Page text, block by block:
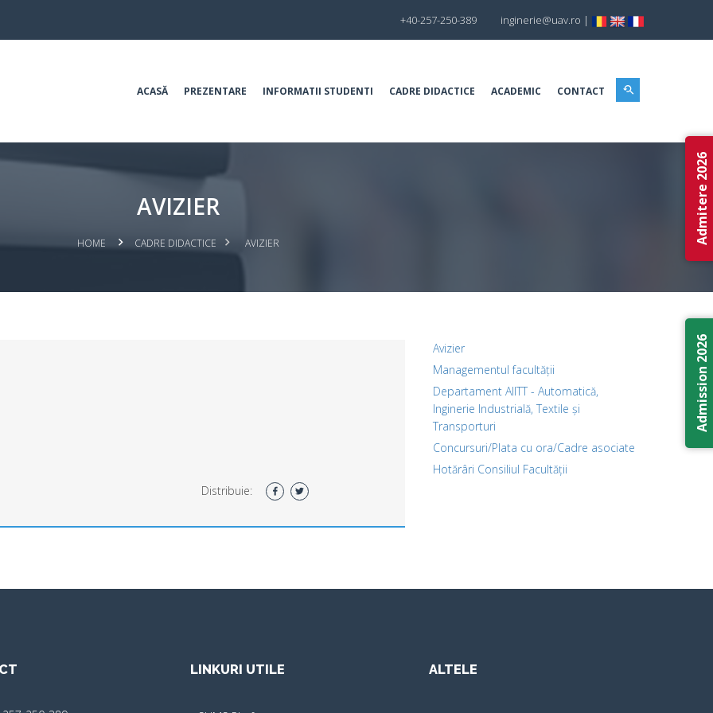
+40-257-250-389 inginerie@uav.ro |
ACASĂ PREZENTARE INFORMATII STUDENTI CADRE DIDACTICE ACADEMIC CONTACT
AVIZIER
HOME CADRE DIDACTICE AVIZIER
Distribuie:
Avizier
Managementul facultății
Departament AIITT - Automatică,
Inginerie Industrială, Textile și
Transporturi
Concursuri/Plata cu ora/Cadre asociate
Hotărâri Consiliul Facultății
LINKURI UTILE ALTELE
Admitere 2026
Admission 2026